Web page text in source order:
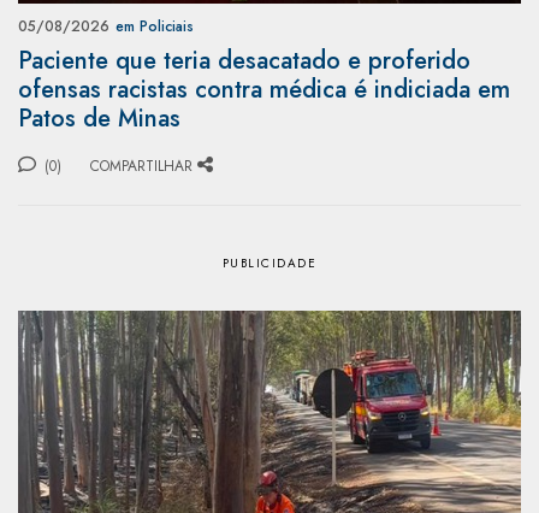
05/08/2026 em Policiais
Paciente que teria desacatado e proferido
ofensas racistas contra médica é indiciada em
Patos de Minas
(0) COMPARTILHAR